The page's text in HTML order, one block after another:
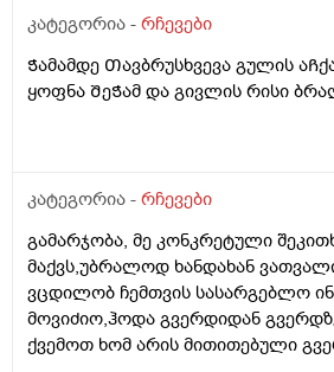
ერთ ჭიქა უფრო ხშირად ონკანის
სადაც ამბობენ, რომ დილით,
წყლის დალევა არ შეიძლება,
გაღვიძებისთანავე დალეულ
ორგანიზმი ზიანდებაო; ჯერ
უზმოზე ან წყალი გამოივლოთ
დალიოთ წყალი ჭამის წინ დილით
მაინტერესებს: 1) როგორ ჯობია,
გაღვიძებისთანავე, უზმოზე
წყლის დალევა თუ კბილების
წყლის გამოვლების შემდეგ უზმოზე
კატეგორია - რჩევები
Ჭამამდე Თავბრუსხვევა გულის
ყოფნა ᲨეᲭამ და გივლის რისი
კატეგორია - რჩევები
გამარჯობა, მე კონკრეტული
მაქვს,უბრალოდ ხანდახან
ვცდილობ ჩემთვის სასარგებლო
მოვიძიო,ჰოდა გვერდიდან
ქვემოთ ხომ არის მითითებული